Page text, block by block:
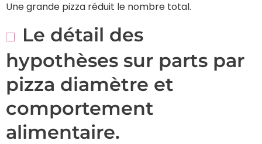
Une grande pizza réduit le nombre total.
Le détail des
hypothèses sur parts par
pizza diamètre et
comportement
alimentaire.